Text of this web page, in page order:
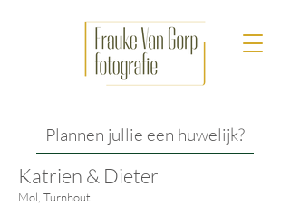
Plannen jullie een huwelijk?
Katrien & Dieter
Mol, Turnhout